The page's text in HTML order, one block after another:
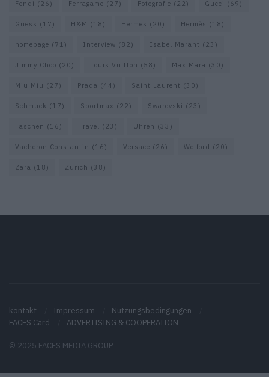
Fendi (26) Ferragamo (27) Fotografie (22) Gucci (69)
Guess (17) H&M (18) Hermes (20) Hermès (18)
homepage (71) Interview (82) Isabel Marant (23)
Jimmy Choo (20) Louis Vuitton (58) Max Mara (30)
Miu Miu (27) Prada (44) Saint Laurent (30)
Schmuck (17) Sportmax (22) Swarovski (23)
Taschen (16) Travel (23) Uhren (33)
Vacheron Constantin (16) Versace (26) Wolford (20)
Zara (18) Zürich (38)
kontakt Impressum
Nutzungsbedingungen
FACES Card
ADVERTISING & COOPERATION
© 2025 FACES MEDIA GROUP